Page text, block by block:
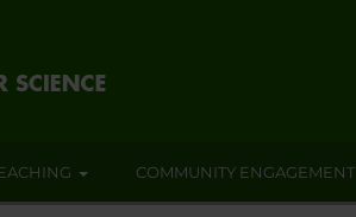
COMMUNITY ENGAGEMENT